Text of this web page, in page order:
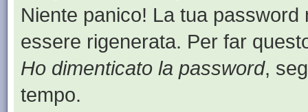
Niente panico! La tua
essere rigenerata. Per far
Ho dimenticato la password,
tempo.